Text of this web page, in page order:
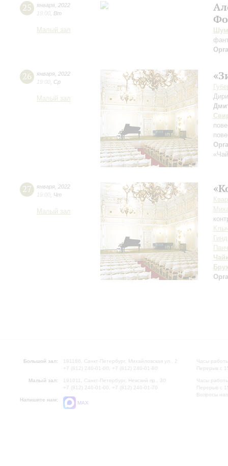
25 января 2022
19:00 Вт
Малый зал
26 января 2022
19:00 Ср
Малый зал
27 января 2022
19:00 Чт
Малый зал
Большой зал:
191186, Санкт-Петербург, Михайловская ул., 2
+7 (812) 240-01-00, +7 (812) 240-01-80
Малый зал:
191011, Санкт-Петербург, Невский пр., 30
+7 (812) 240-01-00, +7 (812) 240-01-70
Напишите нам:
MAX
Часы
Перерыв с
Часы
Перерыв с
Вопросы